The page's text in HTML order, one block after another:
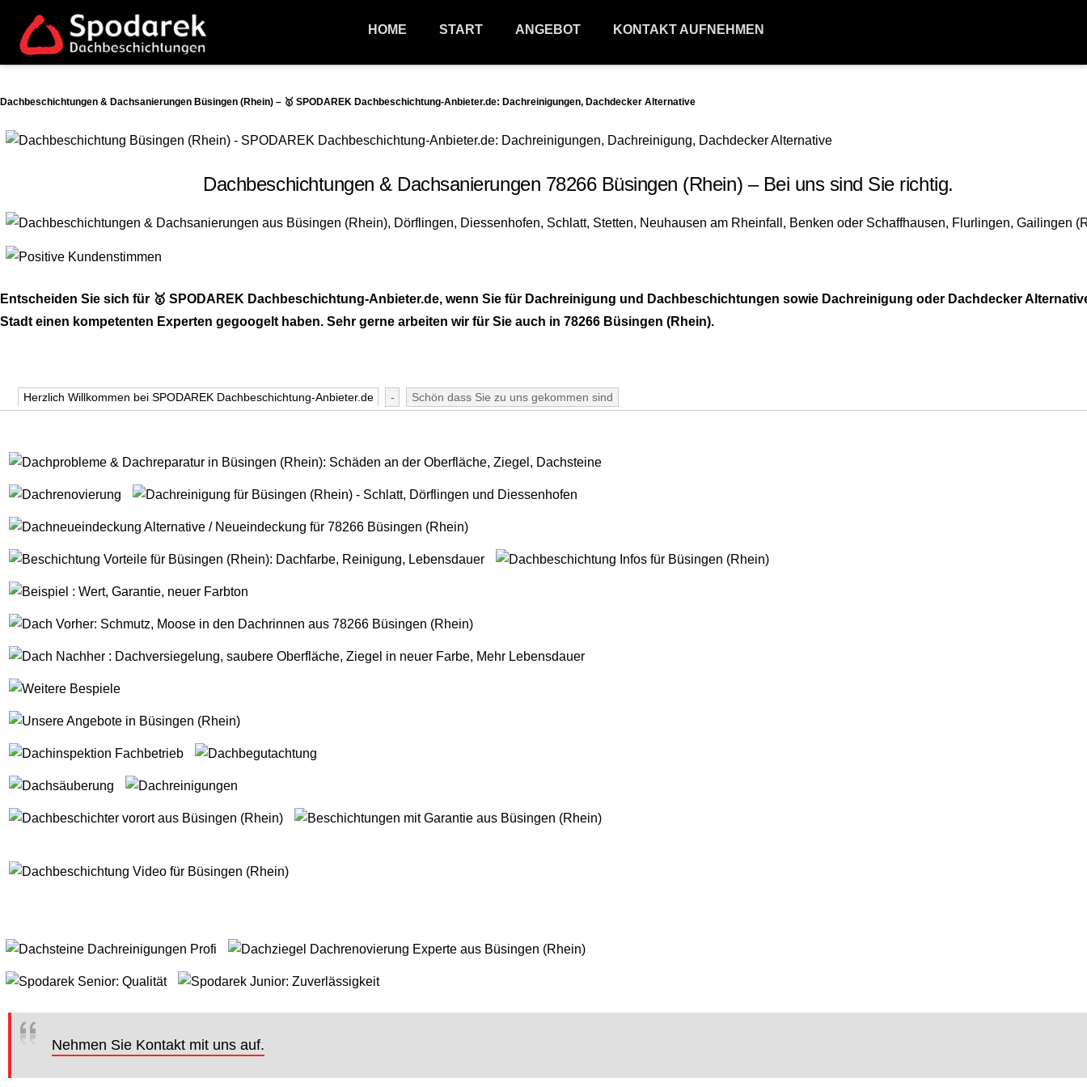
HOME START ANGEBOT KONTAKT AUFNEHMEN
Dachbeschichtungen & Dachsanierungen Büsingen (Rhein) – 🥇 SPODAREK Dachbeschichtung-Anbieter.de: Dachreinigungen, Dachdecker Alternative
Dachbeschichtungen & Dachsanierungen 78266 Büsingen (Rhein) – Bei uns sind Sie richtig.
Entscheiden Sie sich für 🥇 SPODAREK Dachbeschichtung-Anbieter.de, wenn Sie für Dachreinigung und Dachbeschichtungen sowie Dachreinigung oder Dachdecker
Stadt einen kompetenten Experten gegoogelt haben. Sehr gerne arbeiten wir für Sie auch in 78266 Büsingen (Rhein).
Herzlich Willkommen bei SPODAREK Dachbeschichtung-Anbieter.de - Schön dass Sie zu uns gekommen sind
Nehmen Sie Kontakt mit uns auf.